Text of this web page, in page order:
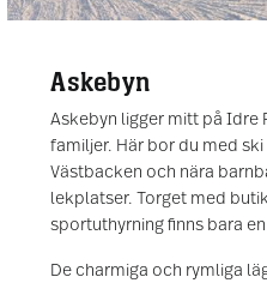
Askebyn
Askebyn ligger mitt på Idre
familjer. Här bor du med
Västbacken och nära
lekplatser. Torget med
sportuthyrning finns bara
De charmiga och rymliga